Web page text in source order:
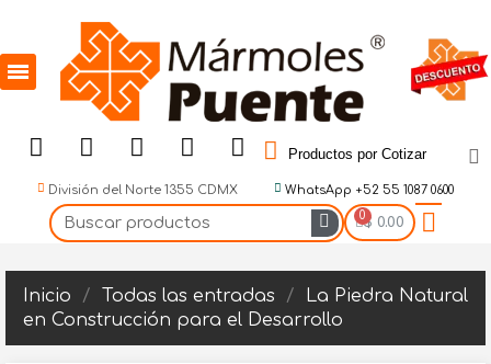
Productos por Cotizar
División del Norte 1355 CDMX WhatsApp +52 55 1087 0600
$ 0.00
Inicio Todas las entradas
La Piedra Natural
en Construcción para el Desarrollo